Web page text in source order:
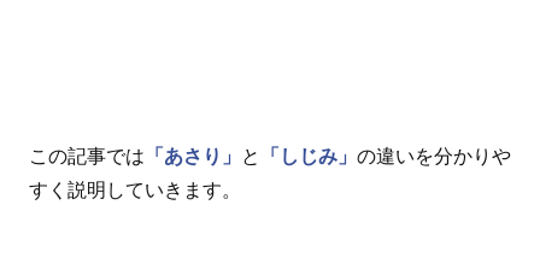
この記事では 「あさり」 と 「しじみ」 の違いを分かりや
すく説明していきます。